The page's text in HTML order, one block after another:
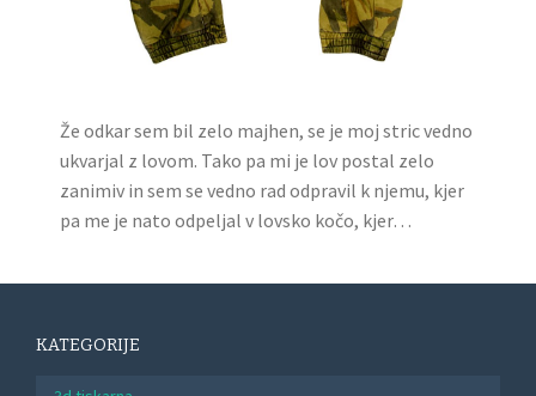
Že odkar sem bil zelo majhen, se je moj stric vedno
ukvarjal z lovom. Tako pa mi je lov postal zelo
zanimiv in sem se vedno rad odpravil k njemu, kjer
pa me je nato odpeljal v lovsko kočo, kjer…
KATEGORIJE